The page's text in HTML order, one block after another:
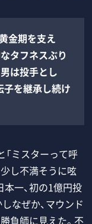
金期を支え
タフネスぶり
は投手とし
子を継承し続け
「ミスターって呼
し不満そうに呟
本一、初の1億円投
なぜか、マウンド
負師に見えた。不